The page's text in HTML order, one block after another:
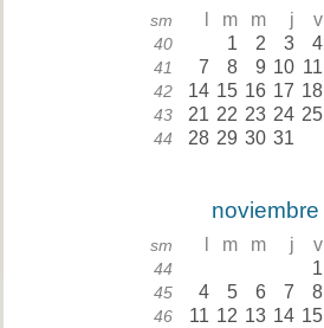
sm m m j v
40 1 2 3 4
41 7 8 9 10 11
42 14 15 16 17 18
43 21 22 23 24 25
44 28 29 30 31
noviembre
sm m m j v
44 1
45 4 5 6 7 8
46 11 12 13 14 15